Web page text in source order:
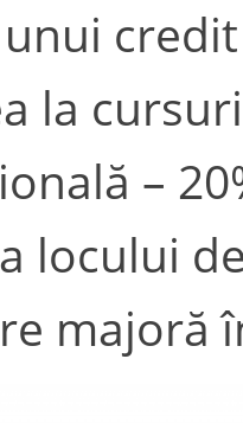
la
–
locului
majoră